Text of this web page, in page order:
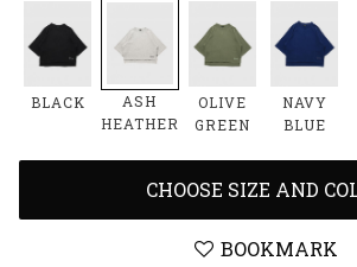
BLACK
ASH
HEATHER
OLIVE
GREEN
NAVY
BLUE
CHOOSE SIZE AND
BOOKMARK